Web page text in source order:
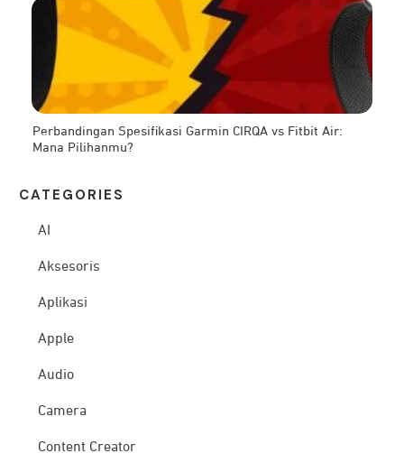
Perbandingan Spesifikasi Garmin CIRQA vs Fitbit Air:
Mana Pilihanmu?
CATEG ORIES
AI
Aksesoris
Aplikasi
Apple
Audio
Camera
Content Creator